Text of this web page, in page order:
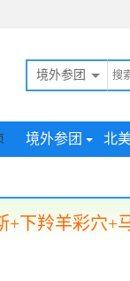
境外参团
境外参团 北
+下羚羊彩穴